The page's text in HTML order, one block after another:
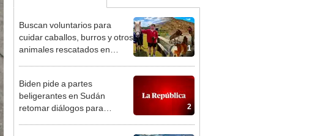
1
Buscan voluntarios para
cuidar caballos, burros y otros
animales rescatados en
2
Biden pide a partes
beligerantes en Sudán
retomar diálogos para